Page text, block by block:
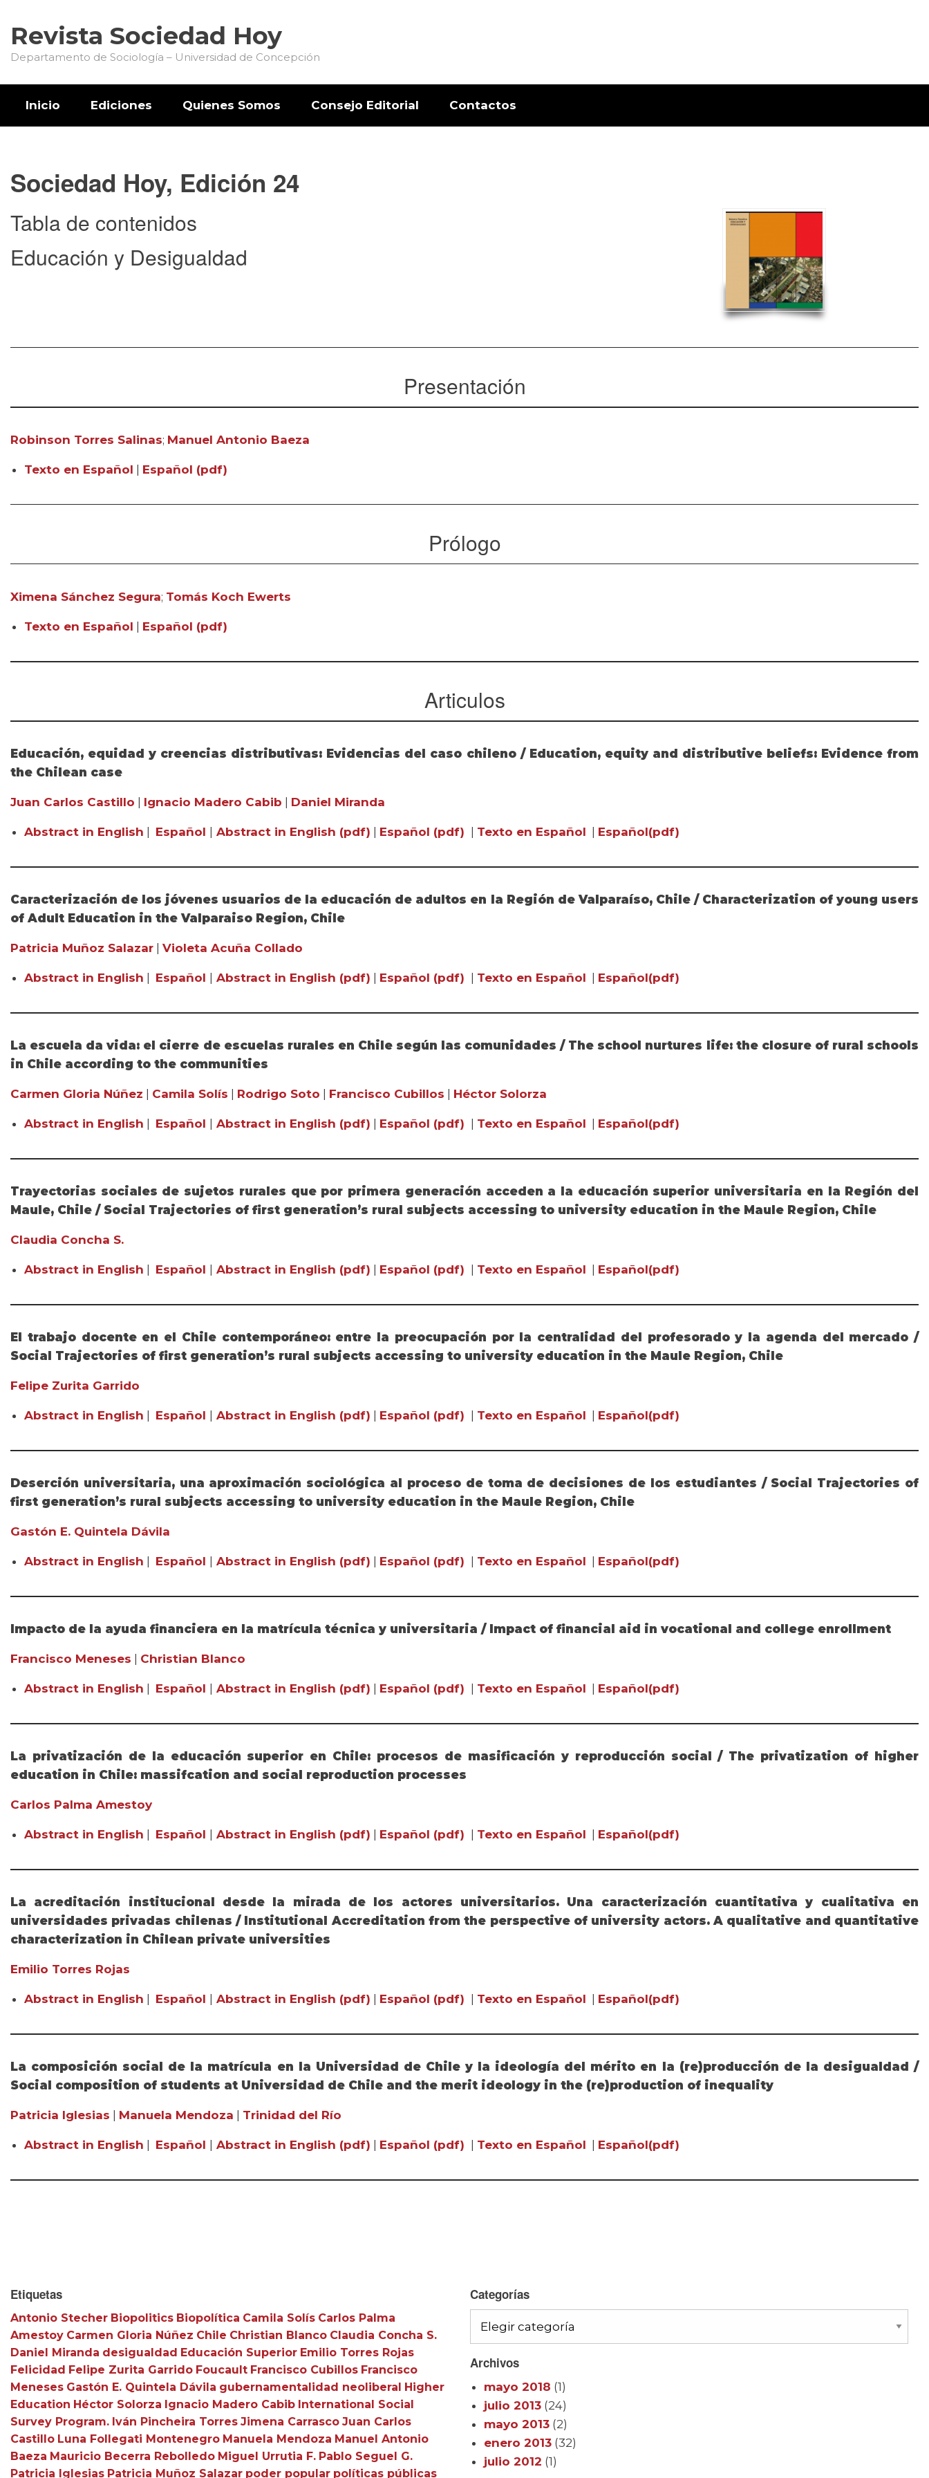
Revista Sociedad Hoy
Departamento de Sociología – Universidad de Concepción
Inicio Ediciones Quienes Somos Consejo Editorial Contactos
Sociedad Hoy, Edición 24
Tabla de contenidos
Educación y Desigualdad
Presentación
Robinson Torres Salinas; Manuel Antonio Baeza
Texto en Español Español (pdf)
Prólogo
Ximena Sánchez Segura; Tomás Koch Ewerts
Texto en Español Español (pdf)
Articulos
Educación, equidad y creencias distributivas: Evidencias del caso chileno / Education, equity and distributive beliefs: Evidence from
the Chilean case
Juan Carlos Castillo Ignacio Madero Cabib Daniel Miranda
Abstract in English Español Abstract in English (pdf) Español (pdf) Texto en Español Español(pdf)
Caracterización de los jóvenes usuarios de la educación de adultos en la Región de Valparaíso, Chile / Characterization of young users
of Adult Education in the Valparaiso Region, Chile
Patricia Muñoz Salazar Violeta Acuña Collado
Abstract in English Español Abstract in English (pdf) Español (pdf) Texto en Español Español(pdf)
La escuela da vida: el cierre de escuelas rurales en Chile según las comunidades / The school nurtures life: the closure of rural schools
in Chile according to the communities
Carmen Gloria Núñez Camila Solís Rodrigo Soto Francisco Cubillos Héctor Solorza
Abstract in English Español Abstract in English (pdf) Español (pdf) Texto en Español Español(pdf)
Trayectorias sociales de sujetos rurales que por primera generación acceden a la educación superior universitaria en la Región del
Maule, Chile / Social Trajectories of first generation’s rural subjects accessing to university education in the Maule Region, Chile
Claudia Concha S.
Abstract in English Español Abstract in English (pdf) Español (pdf) Texto en Español Español(pdf)
El trabajo docente en el Chile contemporáneo: entre la preocupación por la centralidad del profesorado y la agenda del mercado /
Social Trajectories of first generation’s rural subjects accessing to university education in the Maule Region, Chile
Felipe Zurita Garrido
Abstract in English Español Abstract in English (pdf) Español (pdf) Texto en Español Español(pdf)
Deserción universitaria, una aproximación sociológica al proceso de toma de decisiones de los estudiantes / Social Trajectories of
first generation’s rural subjects accessing to university education in the Maule Region, Chile
Gastón E. Quintela Dávila
Abstract in English Español Abstract in English (pdf) Español (pdf) Texto en Español Español(pdf)
Impacto de la ayuda financiera en la matrícula técnica y universitaria / Impact of financial aid in vocational and college enrollment
Francisco Meneses Christian Blanco
Abstract in English Español Abstract in English (pdf) Español (pdf) Texto en Español Español(pdf)
La privatización de la educación superior en Chile: procesos de masificación y reproducción social / The privatization of higher
education in Chile: massifcation and social reproduction processes
Carlos Palma Amestoy
Abstract in English Español Abstract in English (pdf) Español (pdf) Texto en Español Español(pdf)
La acreditación institucional desde la mirada de los actores universitarios. Una caracterización cuantitativa y cualitativa en
universidades privadas chilenas / Institutional Accreditation from the perspective of university actors. A qualitative and quantitative
characterization in Chilean private universities
Emilio Torres Rojas
Abstract in English Español Abstract in English (pdf) Español (pdf) Texto en Español Español(pdf)
La composición social de la matrícula en la Universidad de Chile y la ideología del mérito en la (re)producción de la desigualdad /
Social composition of students at Universidad de Chile and the merit ideology in the (re)production of inequality
Patricia Iglesias Manuela Mendoza Trinidad del Río
Abstract in English Español Abstract in English (pdf) Español (pdf) Texto en Español Español(pdf)
Etiquetas
Antonio Stecher Biopolitics Biopolítica Camila Solís Carlos Palma
Amestoy Carmen Gloria Núñez Chile Christian Blanco Claudia Concha S.
Daniel Miranda desigualdad Educación Superior Emilio Torres Rojas
Felicidad Felipe Zurita Garrido Foucault Francisco Cubillos Francisco
Meneses Gastón E. Quintela Dávila gubernamentalidad neoliberal Higher
Education Héctor Solorza Ignacio Madero Cabib International Social
Survey Program. Iván Pincheira Torres Jimena Carrasco Juan Carlos
Castillo Luna Follegati Montenegro Manuela Mendoza Manuel Antonio
Baeza Mauricio Becerra Rebolledo Miguel Urrutia F. Pablo Seguel G.
Patricia Iglesias Patricia Muñoz Salazar poder popular políticas públicas
Categorías
Categorías
Archivos
mayo 2018 (1)
julio 2013(24)
mayo 2013(2)
enero 2013(32)
julio 2012 (1)